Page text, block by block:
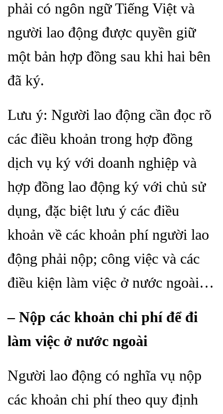
phải có ngôn ngữ Tiếng Việt và
người lao động được quyền giữ
một bản hợp đồng sau khi hai bên
đã ký.
Lưu ý: Người lao động cần đọc rõ
các điều khoản trong hợp đồng
dịch vụ ký với doanh nghiệp và
hợp đồng lao động ký với chủ sử
dụng, đặc biệt lưu ý các điều
khoản về các khoản phí người lao
động phải nộp; công việc và các
điều kiện làm việc ở nước ngoài…
– Nộp các khoản chi phí để đi
làm việc ở nước ngoài
Người lao động có nghĩa vụ nộp
các khoản chi phí theo quy định